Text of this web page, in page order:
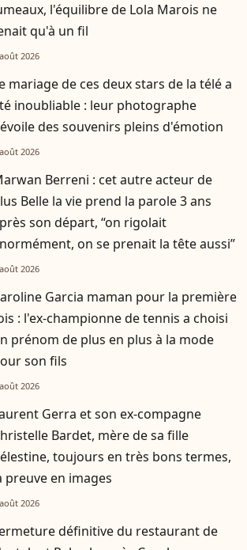
l'équilibre de Lola Marois ne
qu'à un fil
2026
mariage de ces deux stars de la télé a
inoubliable : leur photographe
des souvenirs pleins d'émotion
2026
Berreni : cet autre acteur de
Belle la vie prend la parole 3 ans
son départ, “on rigolait
on se prenait la tête aussi”
2026
Garcia maman pour la première
: l'ex-championne de tennis a choisi
prénom de plus en plus à la mode
son fils
2026
Gerra et son ex-compagne
Bardet, mère de sa fille
toujours en très bons termes,
preuve en images
2026
définitive du restaurant de